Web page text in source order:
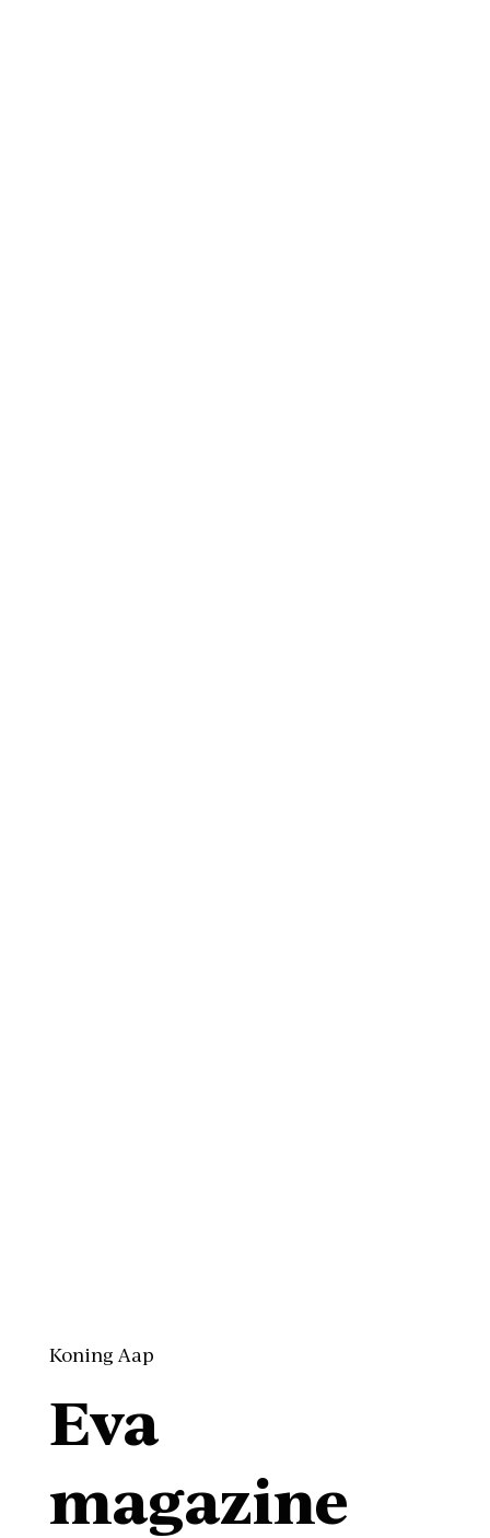
Koning Aap
Eva
magazine